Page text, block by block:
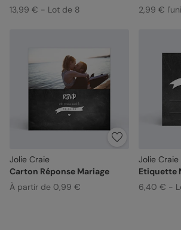
13,99 € - Lot de 8
2,99 €
Jolie Craie
Carton Réponse Mariage
À partir de 0,99 €
Jolie Craie
Etiquette
6,40 € -